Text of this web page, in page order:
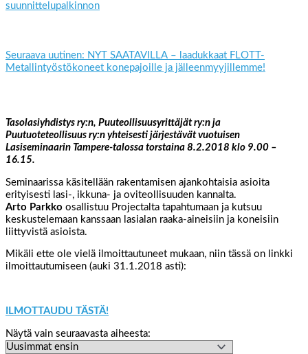
suunnittelupalkinnon
Seuraava uutinen: NYT SAATAVILLA – laadukkaat FLOTT-
Metallintyöstökoneet konepajoille ja jälleenmyyjillemme!
Tasolasiyhdistys ry:n, Puuteollisuusyrittäjät ry:n ja
Puutuoteteollisuus ry:n yhteisesti järjestävät vuotuisen
Lasiseminaarin Tampere-talossa torstaina 8.2.2018 klo 9.00 –
16.15.
Seminaarissa käsitellään rakentamisen ajankohtaisia asioita
erityisesti lasi-, ikkuna- ja oviteollisuuden kannalta.
Arto Parkko osallistuu Projectalta tapahtumaan ja kutsuu
keskustelemaan kanssaan lasialan raaka-aineisiin ja koneisiin
liittyvistä asioista.
Mikäli ette ole vielä ilmoittautuneet mukaan, niin tässä on linkki
ilmoittautumiseen (auki 31.1.2018 asti):
ILMOTTAUDU TÄSTÄ!
Näytä vain seuraavasta aiheesta: